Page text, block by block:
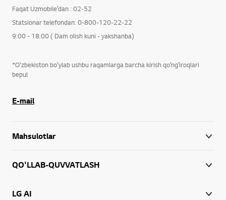
Faqat Uzmobile’dan : 02-52
Statsionar telefondan: 0-800-120-22-22
9:00 - 18:00 ( Dam olish kuni - yakshanba)
*O'zbekiston bo'ylab ushbu raqamlarga barcha kirish qoʻngʻiroqlari
bepul
E-mail
Mahsulotlar
QO'LLAB-QUVVATLASH
LG AI